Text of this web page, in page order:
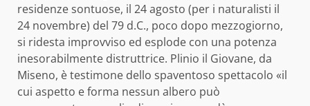
residenze sontuose, il 24 agosto (per i naturalisti il
24 novembre) del 79 d.C., poco dopo mezzogiorno,
si ridesta improvviso ed esplode con una potenza
inesorabilmente distruttrice. Plinio il Giovane, da
Miseno, è testimone dello spaventoso spettacolo «il
cui aspetto e forma nessun albero può